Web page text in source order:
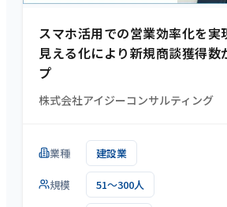
スマホ活用での営業効率化を実
見える化により新規商談獲得数
プ
株式会社アイジーコンサルティング
業種 建設業
規模 51～300人